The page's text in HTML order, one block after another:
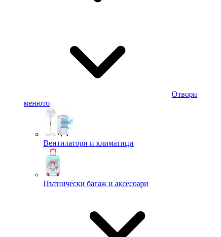
Отвори
менюто
Вентилатори и климатици
Пътнически багаж и аксесоари